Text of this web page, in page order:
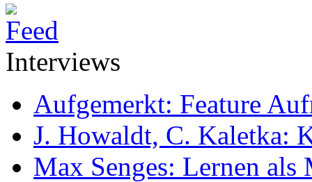
Interviews
Aufgemerkt: Feature
J. Howaldt, C. Kaletka:
Max Senges: Lernen als